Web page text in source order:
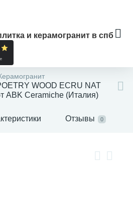
и керамогранит в спб
WOOD ECRU NAT
ABK Ceramiche (Италия)
Отзывы 0